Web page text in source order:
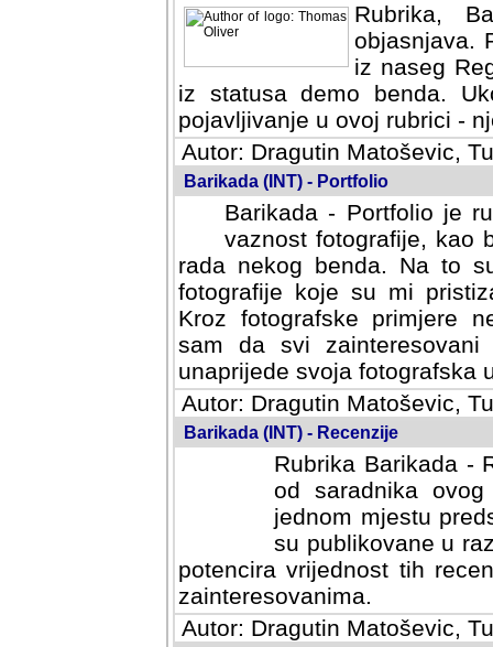
Rubrika,
objasnjava.
iz naseg
iz statusa demo benda.
pojavljivanje u ovoj rubrici -
Autor: Dragutin Matoševic,
Barikada (INT) - Portfolio
Barikada - Portfolio je
vaznost fotografije, kao
rada nekog benda. Na to
fotografije koje su mi
fotografske primjere
svi zainteresovani
svoja fotografska umijeca.
Autor: Dragutin Matoševic,
Barikada (INT) - Recenzije
Rubrika Barikada -
od saradnika
jednom mjestu
su publikovane u
potencira vrijednost tih
zainteresovanima.
Autor: Dragutin Matoševic,